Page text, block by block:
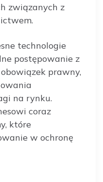
związanych z
technologie
postępowanie z
prawny,
na rynku.
coraz
które
w ochronę